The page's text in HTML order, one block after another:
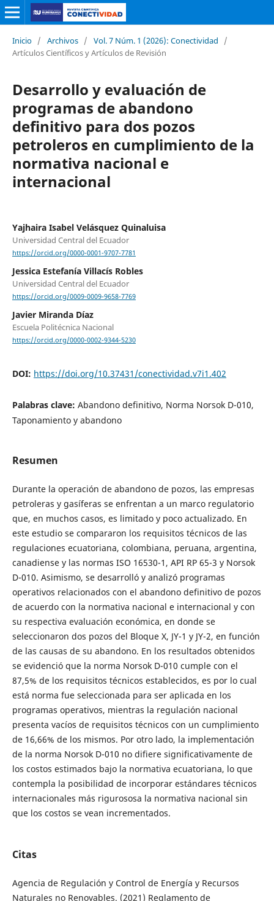
Inicio / Archivos / Vol. 7 Núm. 1 (2026): Conectividad
/
Artículos Científicos y Artículos de Revisión
Desarrollo y evaluación de
programas de abandono
definitivo para dos pozos
petroleros en cumplimiento de la
normativa nacional e
internacional
Yajhaira Isabel Velásquez Quinaluisa
Universidad Central del Ecuador
https://orcid.org/0000-0001-9707-7781
Jessica Estefanía Villacís Robles
Universidad Central del Ecuador
https://orcid.org/0009-0009-9658-7769
Javier Miranda Díaz
Escuela Politécnica Nacional
https://orcid.org/0000-0002-9344-5230
DOI: https://doi.org/10.37431/conectividad.v7i1.402
Palabras clave: Abandono definitivo, Norma Norsok D-010,
Taponamiento y abandono
Resumen
Durante la operación de abandono de pozos, las empresas
petroleras y gasíferas se enfrentan a un marco regulatorio
que, en muchos casos, es limitado y poco actualizado. En
este estudio se compararon los requisitos técnicos de las
regulaciones ecuatoriana, colombiana, peruana, argentina,
canadiense y las normas ISO 16530-1, API RP 65-3 y Norsok
D-010. Asimismo, se desarrolló y analizó programas
operativos relacionados con el abandono definitivo de pozos
de acuerdo con la normativa nacional e internacional y con
su respectiva evaluación económica, en donde se
seleccionaron dos pozos del Bloque X, JY-1 y JY-2, en función
de las causas de su abandono. En los resultados obtenidos
se evidenció que la norma Norsok D-010 cumple con el
87,5% de los requisitos técnicos establecidos, es por lo cual
está norma fue seleccionada para ser aplicada en los
programas operativos, mientras la regulación nacional
presenta vacíos de requisitos técnicos con un cumplimiento
de 16,66% de los mismos. Por otro lado, la implementación
de la norma Norsok D-010 no difiere significativamente de
los costos estimados bajo la normativa ecuatoriana, lo que
contempla la posibilidad de incorporar estándares técnicos
internacionales más rigurososa la normativa nacional sin
que los costos se vean incrementados.
Citas
Agencia de Regulación y Control de Energía y Recursos
Naturales no Renovables. (2021) Reglamento de